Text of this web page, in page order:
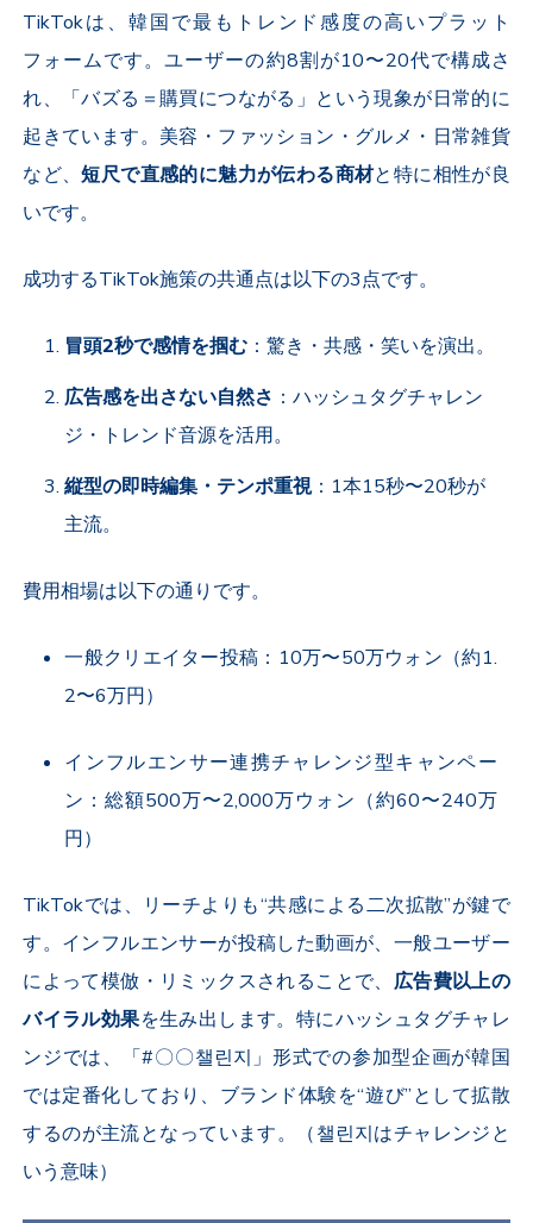
TikTokは、韓国で最もトレンド感度の高いプラット
フォームです。ユーザーの約8割が10〜20代で構成さ
れ、「バズる＝購買につながる」という現象が日常的に
起きています。美容・ファッション・グルメ・日常雑貨
など、短尺で直感的に魅力が伝わる商材と特に相性が良
いです。
成功するTikTok施策の共通点は以下の3点です。
冒頭2秒で感情を掴む ：驚き・共感・笑いを演出。
広告感を出さない自然さ ：ハッシュタグチャレン
ジ・トレンド音源を活用。
縦型の即時編集・テンポ重視： 1本15秒〜20秒が
主流。
費用相場は以下の通りです。
一般クリエイター投稿： 10万〜50万ウォン（約1.
2〜6万円）
インフルエンサー連携チャレンジ型キャンペー
ン：総額500万〜2,000万ウォン（約60〜240万
円）
TikTokでは、リーチよりも“共感による二次拡散”が鍵で
す。インフルエンサーが投稿した動画が、一般ユーザー
によって模倣・リミックスされることで、 広告費以上の
バイラル効果を生み出します。特にハッシュタグチャレ
ンジでは、「#〇〇챌린지」形式での参加型企画が韓国
では定番化しており、ブランド体験を“遊び”として拡散
するのが主流となっています。（챌린지はチャレンジと
いう意味）